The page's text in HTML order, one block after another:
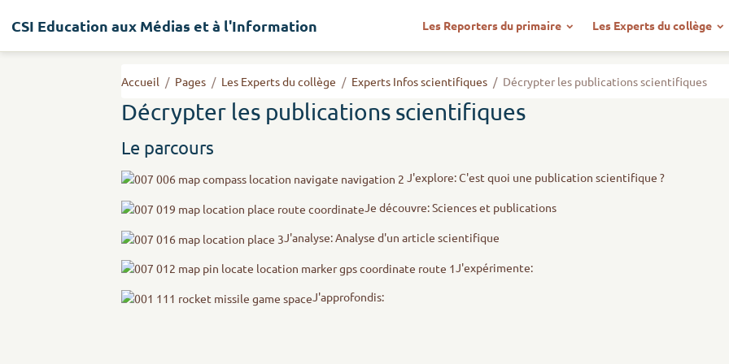
CSI Education aux Médias et à l'Information Les Reporters du primaire Les Experts du collège
Accueil Pages Les Experts du collège Experts Infos scientifiques Décrypter les publications scientifiques
Décrypter les publications scientifiques
Le parcours
J'explore: C'est quoi une publication scientifique ?
Je découvre: Sciences et publications
J'analyse: Analyse d'un article scientifique
J'expérimente:
J'approfondis: